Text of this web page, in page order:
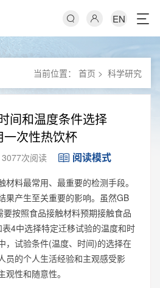
EN
当前位置： 首页 > 科学研究
间和温度条件选择
次性热饮杯
3077次阅读 阅读模式
料最常用、最重要的检测手段。
果产生至关重要的影响。虽然GB
按照食品接触材料预期接触食品
4中选择特定迁移试验的温度和时
，试验条件(温度、时间)的选择在
员的个人生活经验和主观感受影
性和随意性。